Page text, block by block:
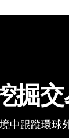
掘
中跟蹤環球